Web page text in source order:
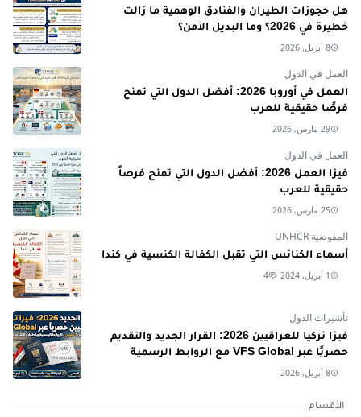
هل حجوزات الطيران والفنادق الوهمية ما زالت
خطيرة في 2026؟ وما البديل الآمن؟
8 أبريل, 2026
العمل في الدول
العمل في أوروبا 2026: أفضل الدول التي تمنح
فرصًا حقيقية للعرب
29 مارس, 2026
العمل في الدول
فيزا العمل 2026: أفضل الدول التي تمنح فرصاً
حقيقية للعرب
25 مارس, 2026
المفوضية UNHCR
أسماء الكنائس التي تقبل الكفالة الكنسية في كندا
1 أبريل, 2024 4
تأشيرات الدول
فيزا تركيا للعراقيين 2026: القرار الجديد والتقديم
حصريًا عبر VFS Global مع الروابط الرسمية
8 أبريل, 2026
الأقسام